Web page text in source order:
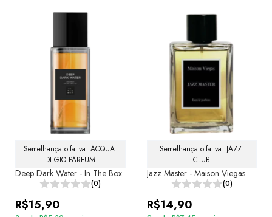
Semelhança olfativa: ACQUA
DI GIO PARFUM
Deep Dark Water - In The Box
(0)
R$15,90
Semelhança olfativa: JAZZ
CLUB
Jazz Master - Maison Viegas
(0)
R$14,90